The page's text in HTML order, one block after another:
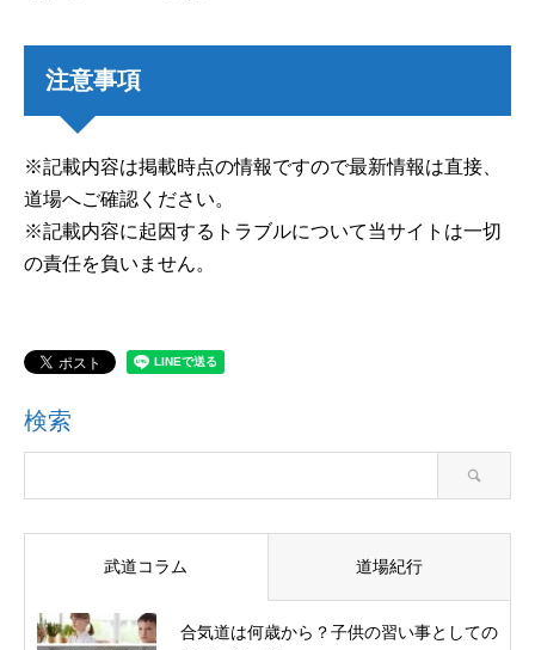
注意事項
※記載内容は掲載時点の情報ですので最新情報は直接、
道場へご確認ください。
※記載内容に起因するトラブルについて当サイトは一切
の責任を負いません。
検索
武道コラム 道場紀行
合気道は何歳から？子供の習い事としての